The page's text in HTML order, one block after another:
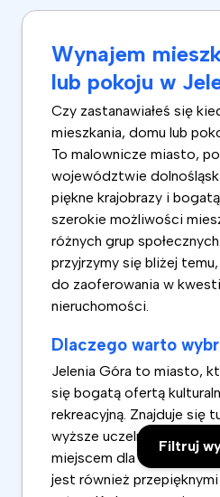
Filtruj
Wynajem
lub pokoju w
Czy zastanawiałeś się
mieszkania, domu lub
To malownicze miasto,
województwie
piękne krajobrazy i
szerokie możliwości
różnych grup
przyjrzymy się bliżej
do zaoferowania w
nieruchomości.
Dlaczego warto
Jelenia Góra to miasto,
się bogatą ofertą
rekreacyjną. Znajduje się
wyższe uczelnie, co czyni
miejscem dla
jest również